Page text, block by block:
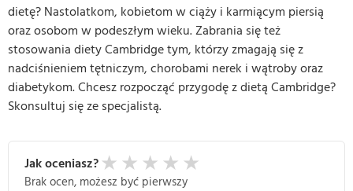
dietę? Nastolatkom, kobietom w ciąży i karmiącym piersią
oraz osobom w podeszłym wieku. Zabrania się też
stosowania diety Cambridge tym, którzy zmagają się z
nadciśnieniem tętniczym, chorobami nerek i wątroby oraz
diabetykom. Chcesz rozpocząć przygodę z dietą Cambridge?
Skonsultuj się ze specjalistą.
Jak oceniasz? ★ ★ ★ ★ ★
Brak ocen, możesz być pierwszy